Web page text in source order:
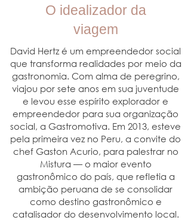
O idealizador da
viagem
David Hertz é um empreendedor social
que transforma realidades por meio da
gastronomia. Com alma de peregrino,
viajou por sete anos em sua juventude
e levou esse espírito explorador e
empreendedor para sua organização
social, a Gastromotiva. Em 2013, esteve
pela primeira vez no Peru, a convite do
chef Gaston Acurio, para palestrar no
Mistura — o maior evento
gastronômico do país, que refletia a
ambição peruana de se consolidar
como destino gastronômico e
catalisador do desenvolvimento local.